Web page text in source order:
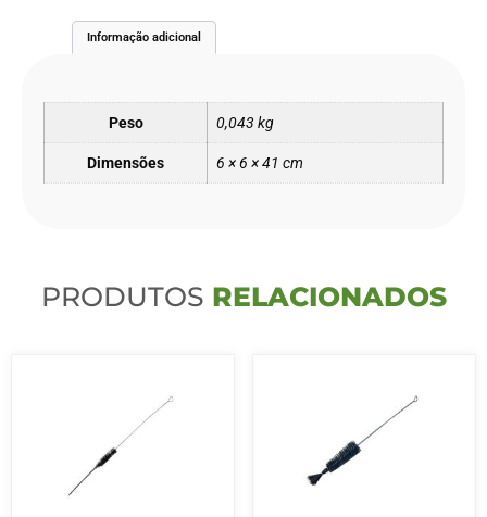
Informação adicional
Peso 0,043 kg
Dimensões 6 × 6 × 41 cm
PRODUTOS RELACIONADOS